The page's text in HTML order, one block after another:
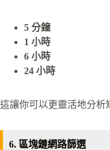
5 分鐘
1 小時
6 小時
24 小時
這讓你可以更靈活地分析
6. 區塊鏈網路篩選